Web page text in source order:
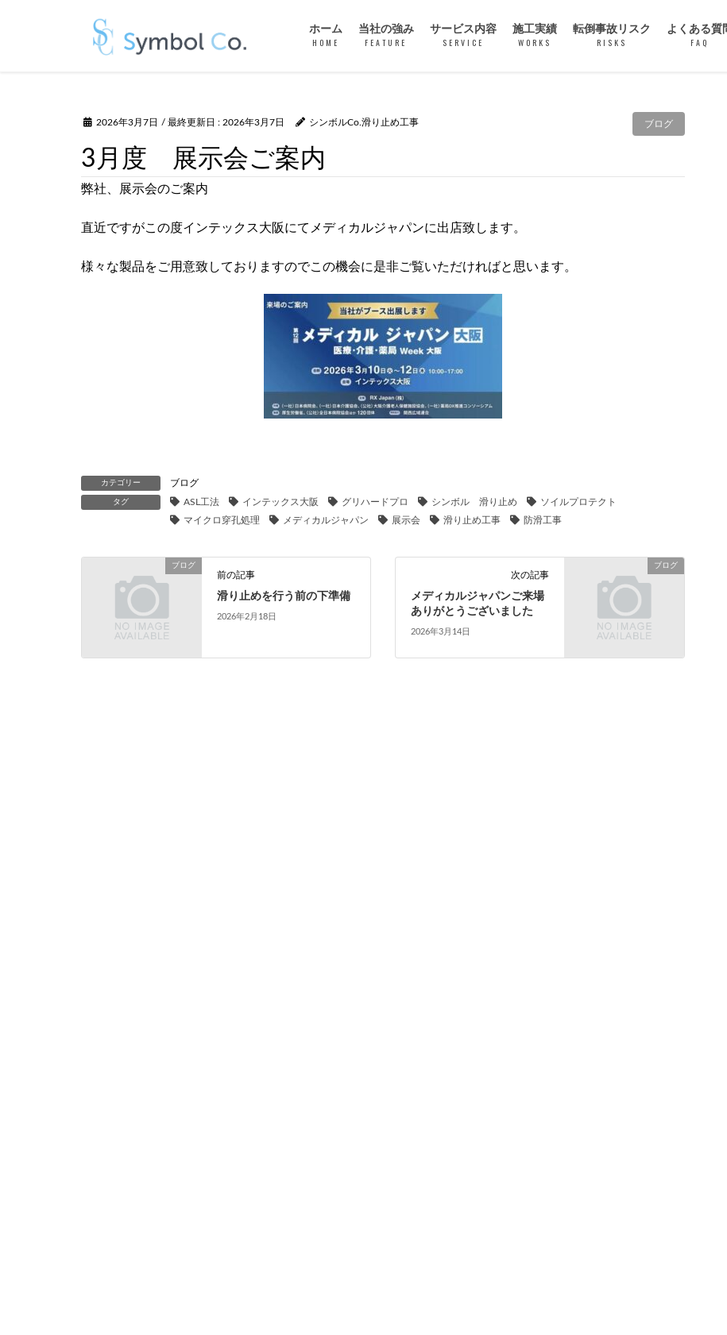
ホーム
HOME
当社の強み
FEATURE
サービス内容
SERVICE
特殊洗浄
空調工事
施工実績
WORKS
転倒事故リスク
RISKS
よくある質
FAQ
2026年3月7日 / 最終更新日 : 2026年3月7日 シンボルCo.滑り止め工事 ブログ
3月度 展示会ご案内
弊社、展示会のご案内
直近ですがこの度インテックス大阪にてメディカルジャパンに出店致します。
様々な製品をご用意致しておりますのでこの機会に是非ご覧いただければと思います。
カテゴリー ブログ
タグ ASL工法 インテックス大阪 グリハードプロ シンボル 滑り止め
ソイルプロテクト
マイクロ穿孔処理
メディカルジャパン 展示会 滑り止め工事 防滑工事
ブログ
前の記事
滑り止めを行う前の下準備
2026年2月18日
ブログ
次の記事
メディカルジャパンご来場
ありがとうございました
2026年3月14日